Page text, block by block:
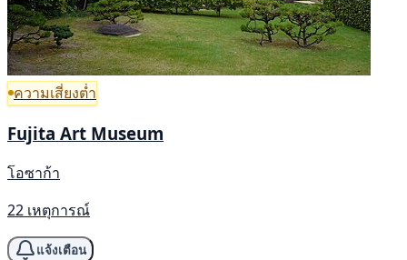
ความเสี่ยงต่ำ
Fujita Art Museum
โอซาก้า
22 เหตุการณ์
แจ้งเตือน